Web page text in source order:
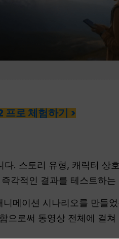
프로 체험하기 >
. 스토리 유형, 캐릭터 상
각적인 결과를 테스트하는
메이션 시나리오를 만들
으로써 동영상 전체에 걸